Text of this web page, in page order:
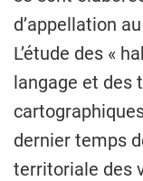
d’appellation
L’étude des «
langage et des
dernier temps
territoriale des